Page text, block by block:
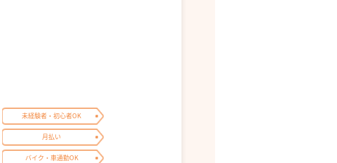
未経験者・初心者OK
月払い
バイク・車通勤OK